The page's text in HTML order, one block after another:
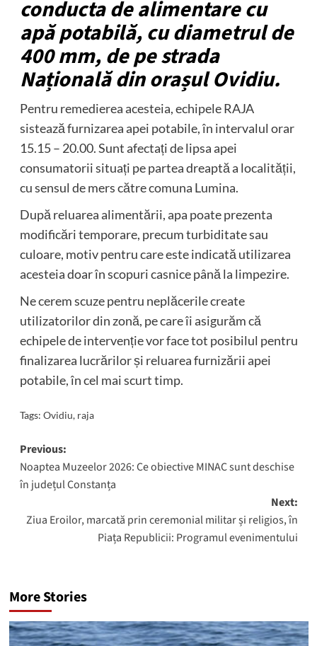
conducta de alimentare cu
apă potabilă, cu diametrul de
400 mm, de pe strada
Națională din orașul Ovidiu.
Pentru remedierea acesteia, echipele RAJA
sistează furnizarea apei potabile, în intervalul orar
15.15 – 20.00. Sunt afectați de lipsa apei
consumatorii situați pe partea dreaptă a localității,
cu sensul de mers către comuna Lumina.
După reluarea alimentării, apa poate prezenta
modificări temporare, precum turbiditate sau
culoare, motiv pentru care este indicată utilizarea
acesteia doar în scopuri casnice până la limpezire.
Ne cerem scuze pentru neplăcerile create
utilizatorilor din zonă, pe care îi asigurăm că
echipele de intervenție vor face tot posibilul pentru
finalizarea lucrărilor și reluarea furnizării apei
potabile, în cel mai scurt timp.
Tags: Ovidiu, raja
Post
navigation
Previous:
Noaptea Muzeelor 2026: Ce obiective MINAC sunt deschise
în județul Constanța
Next:
Ziua Eroilor, marcată prin ceremonial militar și religios, în
Piața Republicii: Programul evenimentului
More Stories